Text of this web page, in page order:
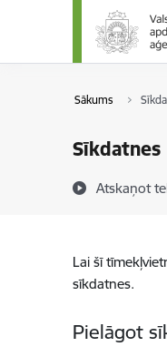
Pāriet uz lapas saturu
Sākums
Sīkdatnes
Atskaņot
Lai šī
sīkdatnes.
Pielāgot